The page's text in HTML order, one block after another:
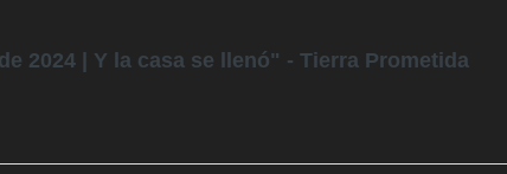
2024 | Y la casa se llenó" - Tierra Prometida